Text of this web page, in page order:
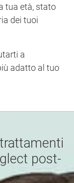
tua età, stato
dei tuoi
a
adatto al tuo
post-